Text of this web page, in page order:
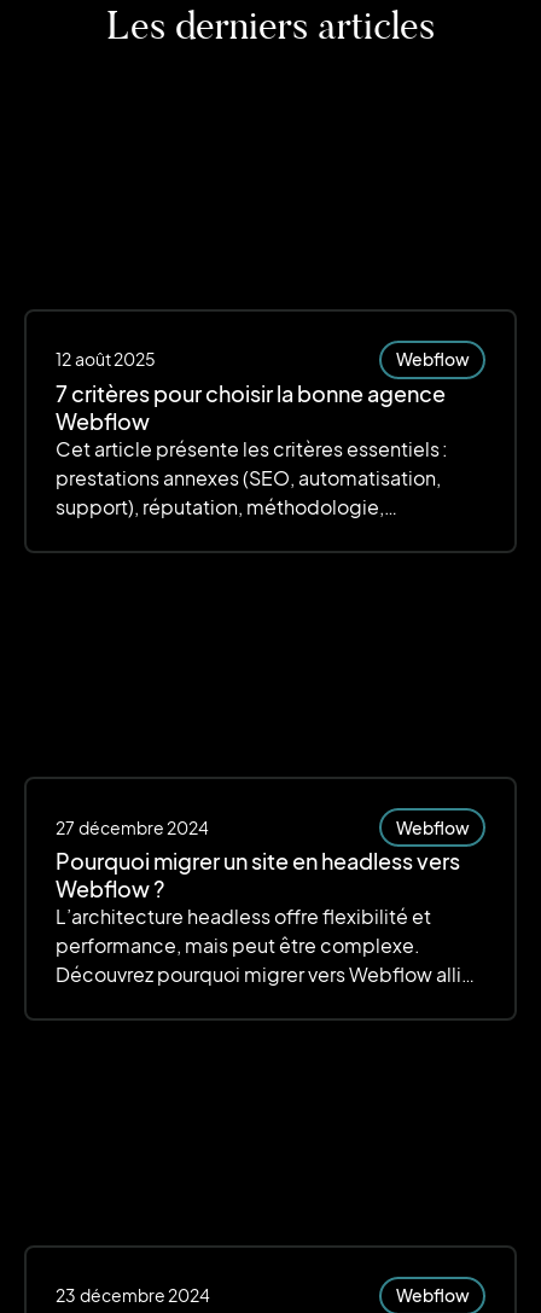
Les derniers articles
12août 2025 Webflow
7 critères pour choisir la bonne agence
Webflow
Cet article présente les critères essentiels :
prestations annexes (SEO, automatisation,
support), réputation, méthodologie,
27 décembre 2024 Webflow
Pourquoi migrer un site en headless vers
Webflow ?
L’architecture headless offre flexibilité et
performance, mais peut être complexe.
Découvrez pourquoi migrer vers Webflow allie
23 décembre 2024 Webflow